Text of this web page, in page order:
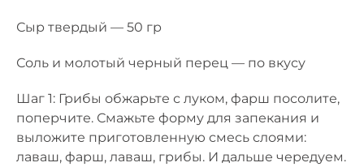
Сыр твердый — 50 гр
Соль и молотый черный перец — по вкусу
Шаг 1: Грибы обжарьте с луком, фарш посолите,
поперчите. Смажьте форму для запекания и
выложите приготовленную смесь слоями:
лаваш, фарш, лаваш, грибы. И дальше чередуем.